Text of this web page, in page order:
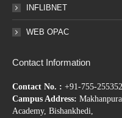
INFLIBNET
WEB OPAC
Contact Information
Contact No. : +91-755-
Campus Address:
Academy, Bishankhedi,